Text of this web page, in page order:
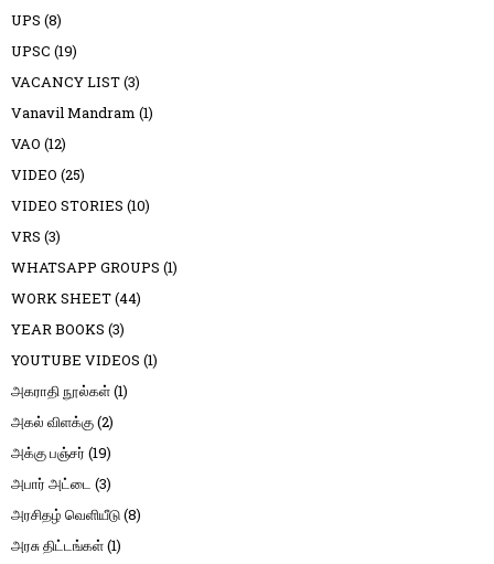
UPS (8)
UPSC (19)
VACANCY LIST(3)
Vanavil Mandram (1)
VAO (12)
VIDEO (25)
VIDEO STORIES (10)
VRS (3)
WHATSAPP GROUPS (1)
WORK SHEET(44)
YEAR BOOKS (3)
YOUTUBE VIDEOS (1)
அகராதி நூல்கள்(1)
அகல் விளக்கு(2)
அக்கு பஞ்சர் (19)
அபார் அட்டை (3)
அரசிதழ் வெளியீடு(8)
அரசு திட்டங்கள்(1)